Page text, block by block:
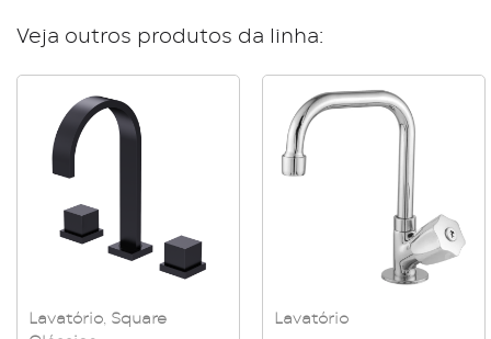
Veja outros produtos da linha:
Lavatório, Square
Lavatório